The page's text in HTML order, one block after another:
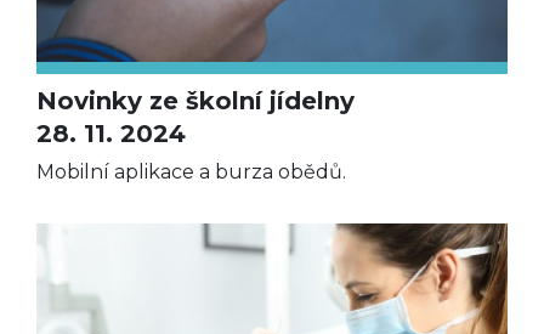
Novinky ze školní jídelny
28. 11. 2024
Mobilní aplikace a burza obědů.